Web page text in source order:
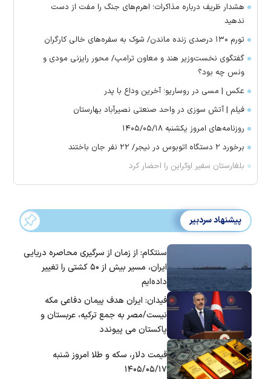
هشدار ظریف درباره مذاکرات؛ اهرم‌های جنگ را مفت از دست
ندهید
تورم ۱۳۰ درصدی زنده ماندن/ شوک به سفره‌های خالی کارگران
گفتگوی نخست‌وزیر هند و معاون ترامپ/ محور رایزنی مودی و
ونس چه بود؟
عکس | مسی در روساریو؛ آخرین وداع با پدر
فیلم | آتش سوزی در واحد صنعتی نصیرآباد بهارستان
روزنامه‌های امروز یکشنبه ۱۴۰۵/۰۵/۱۸
برخورد ۲ دستگاه اتوبوس در نیجر/ ۲۲ نفر جان باختند
بلغارستان سفیر اوکراین را احضار کرد
پیشنهاد سردبیر
سنتکام: از زمان از سرگیری محاصره دریایی
ایران، مسیر بیش از ۵۰ کشتی را تغییر
داده‌ایم
فیدان: ایران هدف پیمان دفاعی مکه
نیست/مصر به جمع ترکیه، عربستان و
پاکستان می پیوندد
قیمت دلار، سکه و طلا امروز شنبه
۱۴۰۵/۰۵/۱۷